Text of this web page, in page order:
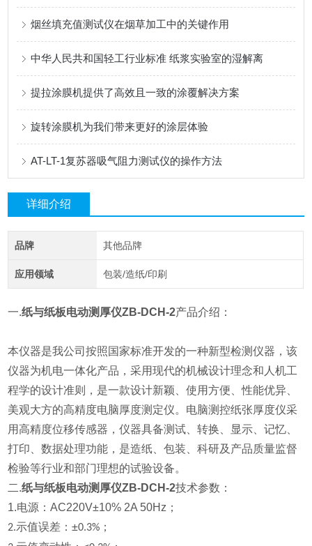
烟丝填充值测试仪在烟草加工中的关键作用
中华人民共和国轻工行业标准 纸浆实验室的湿解离
提拉涂膜机提供了高效且一致的涂覆解决方案
旋转涂膜机为我们带来更好的涂层体验
AT-LT-1复苏器吸气阻力测试仪的操作方法
详细介绍
品牌 其他品牌
应用领域 包装/造纸/印刷
一.纸与纸板电动测厚仪ZB-DCH-2产品介绍：
本仪器是我公司按照国家标准开发的一种新型检测仪器，该
仪器为机电一体化产品，采用现代的机械设计理念和人机工
程学的设计准则，是一款设计新颖、使用方便、性能优异、
美观大方的高精度电脑厚度测定仪。电脑测控纸张厚度仪采
用高精度位移传感器，仪器具备测试、转换、显示、记忆、
打印、数据处理功能，是造纸、包装、科研及产品质量监督
检验等行业和部门理想的试验设备。
二.纸与纸板电动测厚仪ZB-DCH-2技术参数：
1.电源：AC220V±10% 2A 50Hz；
2.示值误差：±0.3% ；